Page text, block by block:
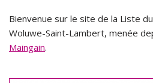
Bienvenue sur le site de la Liste
Woluwe-Saint-Lambert, menée
Maingain.